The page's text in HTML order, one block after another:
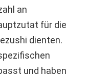
an
für die
dienten.
und haben